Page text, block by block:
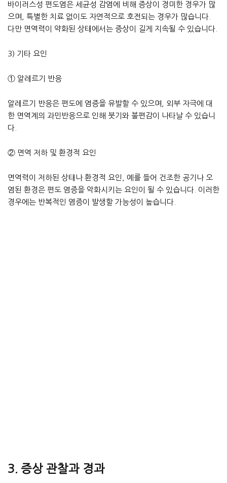
바이러스성 편도염은 세균성 감염에 비해 증상이 경미한 경우가 많
으며, 특별한 치료 없이도 자연적으로 호전되는 경우가 많습니다.
다만 면역력이 약화된 상태에서는 증상이 길게 지속될 수 있습니다.
3) 기타 요인
① 알레르기 반응
알레르기 반응은 편도에 염증을 유발할 수 있으며, 외부 자극에 대
한 면역계의 과민반응으로 인해 붓기와 불편감이 나타날 수 있습니
다.
② 면역 저하 및 환경적 요인
면역력이 저하된 상태나 환경적 요인, 예를 들어 건조한 공기나 오
염된 환경은 편도 염증을 악화시키는 요인이 될 수 있습니다. 이러한
경우에는 반복적인 염증이 발생할 가능성이 높습니다.
3. 증상 관찰과 경과